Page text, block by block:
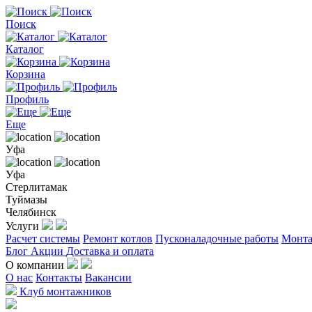
Поиск
Каталог
Корзина
Профиль
Еще
Уфа
Уфа
Стерлитамак
Туймазы
Челябинск
Услуги
Расчет системы Ремонт котлов Пусконаладочные работы
Блог Акции Доставка и оплата
О компании
О нас Контакты Вакансии
Клуб монтажников